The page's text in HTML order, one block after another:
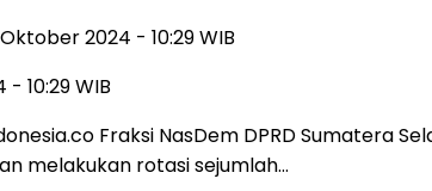
2024 - 10:29 WIB
10:29 WIB
Fraksi NasDem DPRD Sumatera
melakukan rotasi sejumlah…